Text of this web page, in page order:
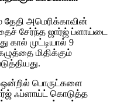
அமெரிக்காவின்
சேர்ந்த ஜார்ஜ் ப்ளாய்டை
கால் முட்டியால் 9
மிதிக்கும்
பொருட்களை
ஃப்ளாய்ட் கொடுத்த